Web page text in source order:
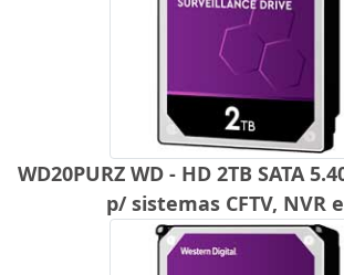
WD20PURZ WD - HD 2TB SATA
p/ sistemas CFTV, NVR